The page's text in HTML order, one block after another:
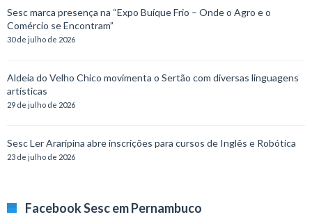
Sesc marca presença na “Expo Buíque Frio – Onde o Agro e o
Comércio se Encontram”
30 de julho de 2026
Aldeia do Velho Chico movimenta o Sertão com diversas linguagens
artísticas
29 de julho de 2026
Sesc Ler Araripina abre inscrições para cursos de Inglês e Robótica
23 de julho de 2026
Facebook Sesc em Pernambuco